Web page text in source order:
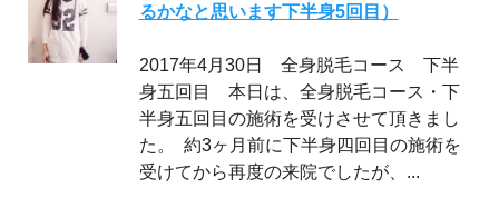
るかなと思います下半身5回目）
2017年4月30日 全身脱毛コース 下半
身五回目 本日は、全身脱毛コース・下
半身五回目の施術を受けさせて頂きまし
た。 約3ヶ月前に下半身四回目の施術を
受けてから再度の来院でしたが、...